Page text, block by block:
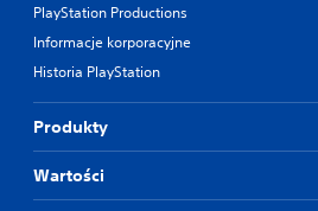
PlayStation Productions
Informacje korporacyjne
Historia PlayStation
Produkty
Wartości